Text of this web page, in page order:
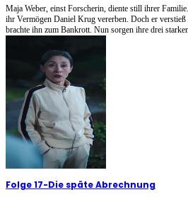
Maja Weber, einst Forscherin, diente still ihrer
ihr Vermögen Daniel Krug vererben. Doch er verstieß
brachte ihn zum Bankrott. Nun sorgen ihre drei
Folge 17-Die späte Abrechnung